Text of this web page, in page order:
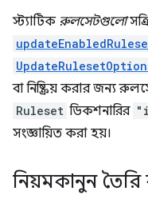
স্ট্যাটিক রুলসেটগুলো
বা নিষ্ক্রিয় করার জন্য
Ruleset ডিকশনারির
সংজ্ঞায়িত করা হয়।
নিয়মকানুন